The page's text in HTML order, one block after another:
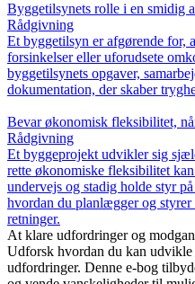
Byggetilsynets rolle i en smidig
Rådgivning
Et byggetilsyn er afgørende for,
forsinkelser eller uforudsete
byggetilsynets opgaver,
dokumentation, der skaber
Bevar økonomisk fleksibilitet,
Rådgivning
Et byggeprojekt udvikler sig
rette økonomiske fleksibilitet
undervejs og stadig holde styr
hvordan du planlægger og
retninger.
At klare udfordringer og
Udforsk hvordan du kan
udfordringer. Denne e-bog